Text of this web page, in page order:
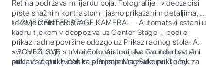
Retina podržava milijardu boja. Fotografije i videozapisi
pršte snažnim kontrastom i jasno prikazanim detaljima, a
tekst je iznimno oštar.
• 12MP CENTER STAGE KAMERA. — Automatski ostani u
kadru tijekom videopoziva uz Center Stage ili podijeli
prikaz radne površine odozgo uz Prikaz radnog stola. A
sve zvuči bolje s tri mikrofona studijske kvalitete i zvučni
sustav s četiri zvučnika s Prostornim zvukom i Dolby
• POVEŽI SVE. — MacBook Air ima dva Thunderbolt 4
priključka, priključak za punjenje MagSafe, priključak za